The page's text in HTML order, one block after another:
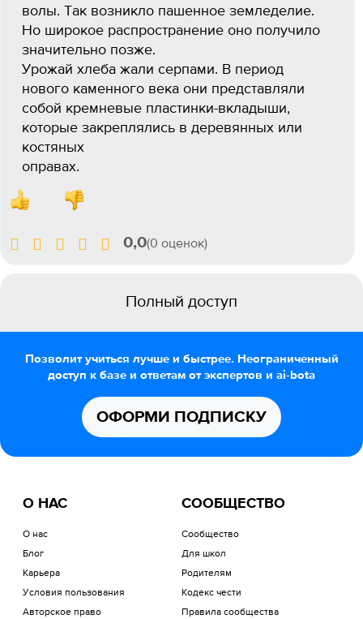
волы. Так возникло пашенное земледелие.
Но широкое распространение оно получило
значительно позже.
Урожай хлеба жали серпами. В период
нового каменного века они представляли
собой кремневые пластинки-вкладыши,
которые закреплялись в деревянных или
костяных
оправах.
0,0(0 оценок)
Полный доступ
Позволит учиться лучше и быстрее. Неограниченный
доступ к базе и ответам от экспертов и ai-bota
ОФОРМИ ПОДПИСКУ
О НАС
О нас
Блог
Карьера
Условия пользования
Авторское право
СООБЩЕСТВО
Сообщество
Для школ
Родителям
Кодекс чести
Правила сообщества